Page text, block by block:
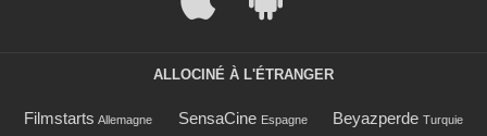
ALLOCINÉ À L'ÉTRANGER
Filmstarts Allemagne SensaCine Espagne Beyazperde Turquie